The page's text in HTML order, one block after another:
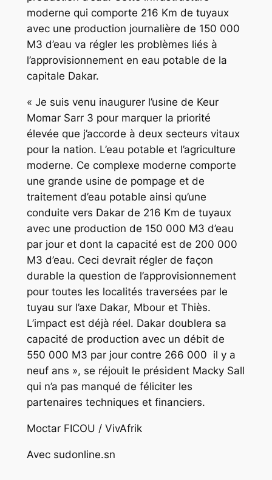
moderne qui comporte 216 Km de tuyaux
avec une production journalière de 150 000
M3 d’eau va régler les problèmes liés à
l’approvisionnement en eau potable de la
capitale Dakar.
« Je suis venu inaugurer l’usine de Keur
Momar Sarr 3 pour marquer la priorité
élevée que j’accorde à deux secteurs vitaux
pour la nation. L’eau potable et l’agriculture
moderne. Ce complexe moderne comporte
une grande usine de pompage et de
traitement d’eau potable ainsi qu’une
conduite vers Dakar de 216 Km de tuyaux
avec une production de 150 000 M3 d’eau
par jour et dont la capacité est de 200 000
M3 d’eau. Ceci devrait régler de façon
durable la question de l’approvisionnement
pour toutes les localités traversées par le
tuyau sur l’axe Dakar, Mbour et Thiès.
L’impact est déjà réel. Dakar doublera sa
capacité de production avec un débit de
550 000 M3 par jour contre 266 000 il y a
neuf ans », se réjouit le président Macky Sall
qui n’a pas manqué de féliciter les
partenaires techniques et financiers.
Moctar FICOU / VivAfrik
Avec sudonline.sn